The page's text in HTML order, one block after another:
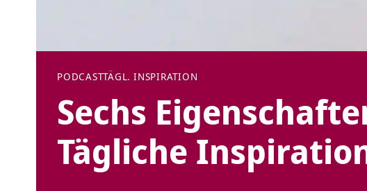
PODCASTTÄGL. INSPIRATION
Sechs
Tägliche